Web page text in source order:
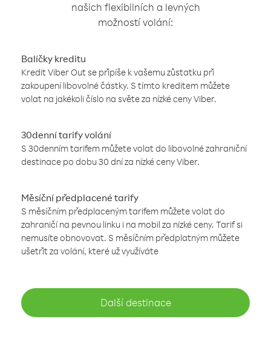
našich flexibilních a levných
možností volání:
Balíčky kreditu
Kredit Viber Out se připíše k vašemu zůstatku při
zakoupení libovolné částky. S tímto kreditem můžete
volat na jakékoli číslo na světe za nízké ceny Viber.
30denní tarify volání
S 30denním tarifem můžete volat do libovolné zahraniční
destinace po dobu 30 dní za nízké ceny Viber.
Měsíční předplacené tarify
S měsíčním předplaceným tarifem můžete volat do
zahraničí na pevnou linku i na mobil za nízké ceny. Tarif si
nemusíte obnovovat. S měsíčním předplatným můžete
ušetřit za volání, které už využíváte
Další destinace